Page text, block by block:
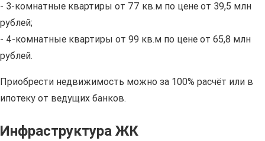
- 3-комнатные квартиры от 77 кв.м по цене от 39,5 млн
рублей;
- 4-комнатные квартиры от 99 кв.м по цене от 65,8 млн
рублей.
Приобрести недвижимость можно за 100% расчёт или в
ипотеку от ведущих банков.
Инфраструктура ЖК